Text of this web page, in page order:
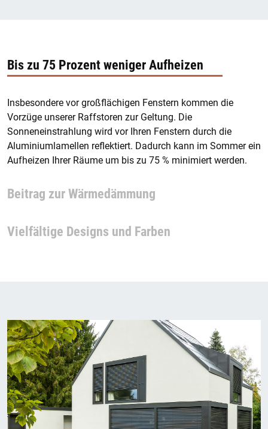
Bis zu 75 Prozent weniger Aufheizen
Insbesondere vor großflächigen Fenstern kommen die
Vorzüge unserer Raffstoren zur Geltung. Die
Sonneneinstrahlung wird vor Ihren Fenstern durch die
Aluminiumlamellen reflektiert. Dadurch kann im Sommer ein
Aufheizen Ihrer Räume um bis zu 75 % minimiert werden.
Beitrag zur Wärmedämmung
Vielfältige Designs und Farben